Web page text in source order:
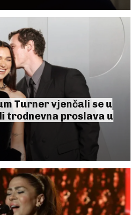
Turner vjenčali se u
trodnevna proslava u